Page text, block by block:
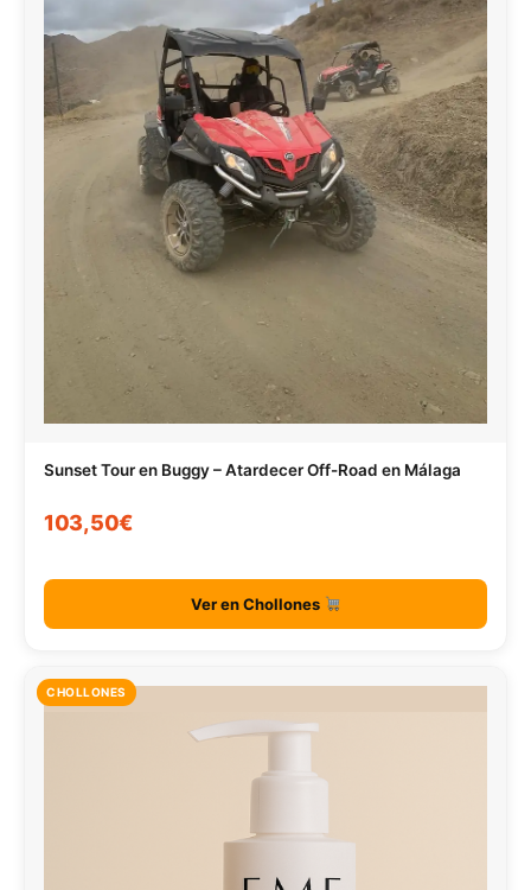
Sunset Tour en Buggy – Atardecer Off-Road en Málaga
103,50€
Ver en Chollones
CHOLLONES